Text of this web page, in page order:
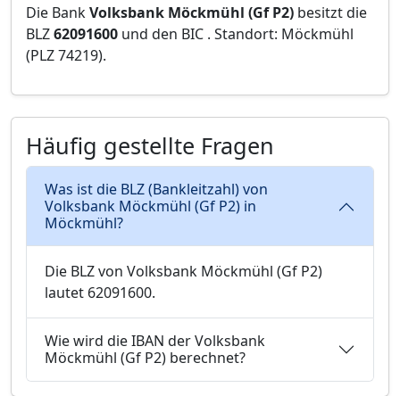
Die BankVolksbank Möckmühl (Gf P2) besitzt die
BLZ62091600 und den BIC . Standort: Möckmühl
(PLZ 74219).
Häufig gestellte Fragen
Was ist die BLZ (Bankleitzahl) von
Volksbank Möckmühl (Gf P2) in
Möckmühl?
Die BLZ von Volksbank Möckmühl (Gf P2)
lautet 62091600.
Wie wird die IBAN der Volksbank
Möckmühl (Gf P2) berechnet?